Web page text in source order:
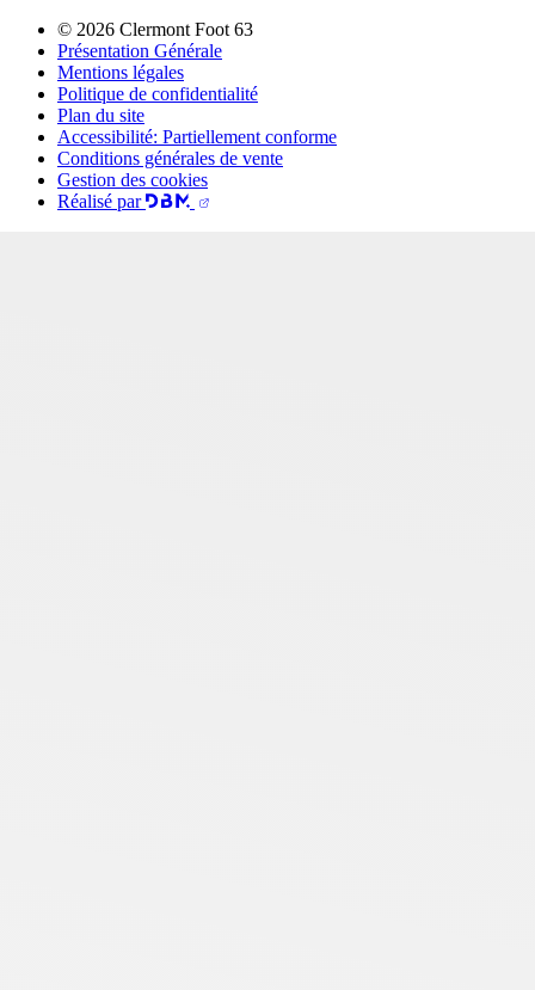
© 2026 Clermont Foot 63
Présentation Générale
Mentions légales
Politique de confidentialité
Plan du site
Accessibilité: Partiellement conforme
Conditions générales de vente
Gestion des cookies
Réalisé par